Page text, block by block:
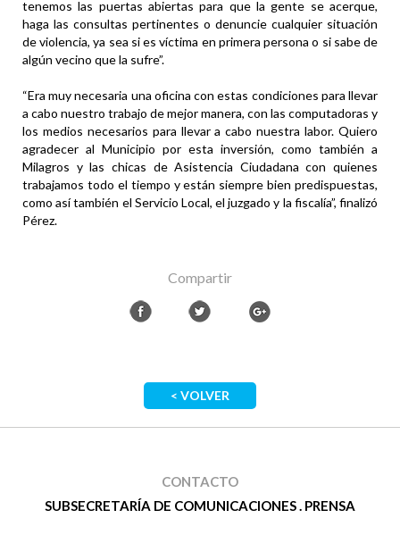
tenemos las puertas abiertas para que la gente se acerque,
haga las consultas pertinentes o denuncie cualquier situación
de violencia, ya sea si es víctima en primera persona o si sabe de
algún vecino que la sufre”.
“Era muy necesaria una oficina con estas condiciones para llevar
a cabo nuestro trabajo de mejor manera, con las computadoras y
los medios necesarios para llevar a cabo nuestra labor. Quiero
agradecer al Municipio por esta inversión, como también a
Milagros y las chicas de Asistencia Ciudadana con quienes
trabajamos todo el tiempo y están siempre bien predispuestas,
como así también el Servicio Local, el juzgado y la fiscalía”, finalizó
Pérez.
Compartir
< VOLVER
CONTACTO
SUBSECRETARÍA DE COMUNICACIONES . PRENSA